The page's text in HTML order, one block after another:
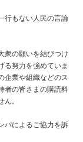
行もない人民の言論
衆の願いを結びつけ
る努力を強めていま
企業や組織などのス
者の皆さまの購読料
。
パによるご協力を訴